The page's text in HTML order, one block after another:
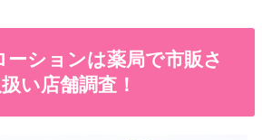
ーションは薬局で市販さ
い店舗調査！